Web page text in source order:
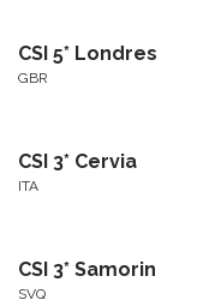
CSI 5* Londres
GBR
CSI 3* Cervia
ITA
CSI 3* Samorin
SVQ